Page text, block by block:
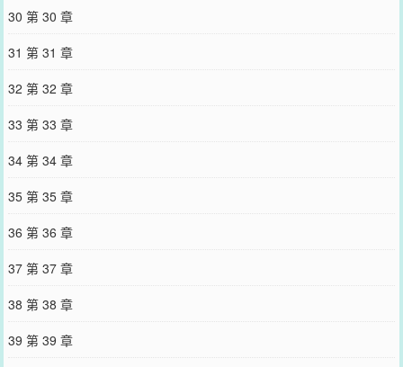
30 第 30 章
31 第 31 章
32 第 32 章
33 第 33 章
34 第 34 章
35 第 35 章
36 第 36 章
37 第 37 章
38 第 38 章
39 第 39 章